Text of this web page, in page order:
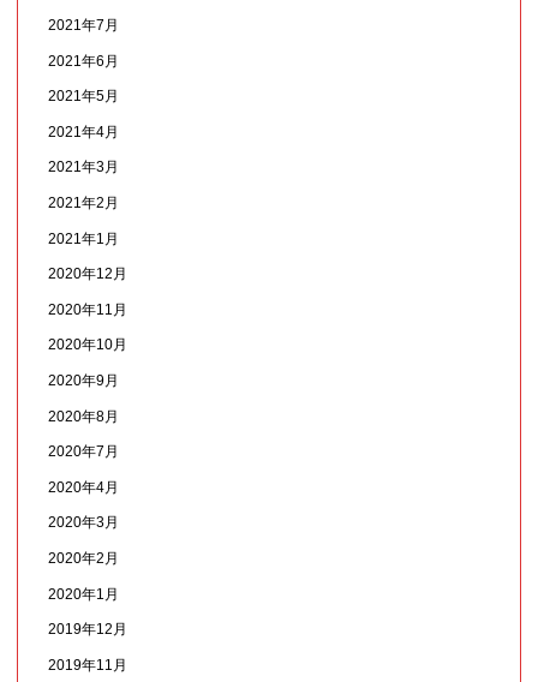
2021年7月
2021年6月
2021年5月
2021年4月
2021年3月
2021年2月
2021年1月
2020年12月
2020年11月
2020年10月
2020年9月
2020年8月
2020年7月
2020年4月
2020年3月
2020年2月
2020年1月
2019年12月
2019年11月